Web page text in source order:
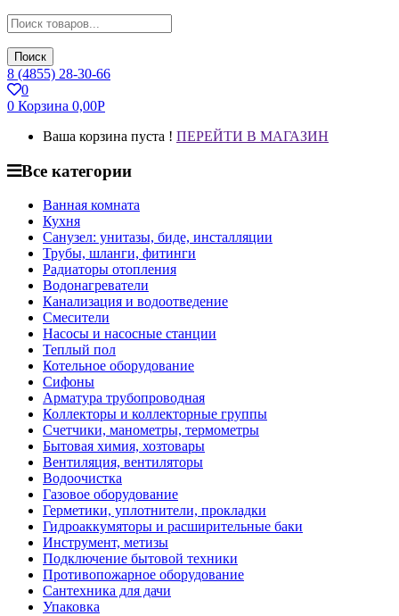
Поиск
8 (4855) 28-30-66
0
0 Корзина 0,00Р
Ваша корзина пуста ! ПЕРЕЙТИ В МАГАЗИН
Все категории
Ванная комната
Кухня
Санузел: унитазы, биде, инсталляции
Трубы, шланги, фитинги
Радиаторы отопления
Водонагреватели
Канализация и водоотведение
Смесители
Насосы и насосные станции
Теплый пол
Котельное оборудование
Сифоны
Арматура трубопроводная
Коллекторы и коллекторные группы
Счетчики, манометры, термометры
Бытовая химия, хозтовары
Вентиляция, вентиляторы
Водоочистка
Газовое оборудование
Герметики, уплотнители, прокладки
Гидроаккумяторы и расширительные баки
Инструмент, метизы
Подключение бытовой техники
Противопожарное оборудование
Сантехника для дачи
Упаковка